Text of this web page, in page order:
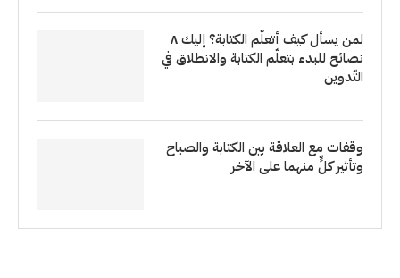
لمن يسأل كيف أتعلّم الكتابة؟ إليك ٨
نصائح للبدء بتعلّم الكتابة والانطلاق في
التّدوين
وقفات مع العلاقة بين الكتابة والصباح
وتأثير كلٍّ منهما على الآخر